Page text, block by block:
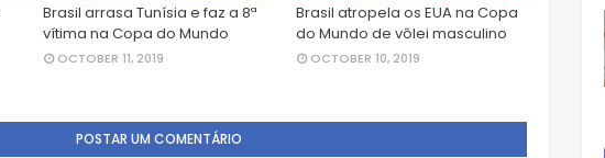
Brasil arrasa Tunísia e faz a 8ª
vítima na Copa do Mundo
OCTOBER 11, 2019
Brasil atropela os EUA na Copa
do Mundo de vôlei masculino
OCTOBER 10, 2019
POSTAR UM COMENTÁRIO